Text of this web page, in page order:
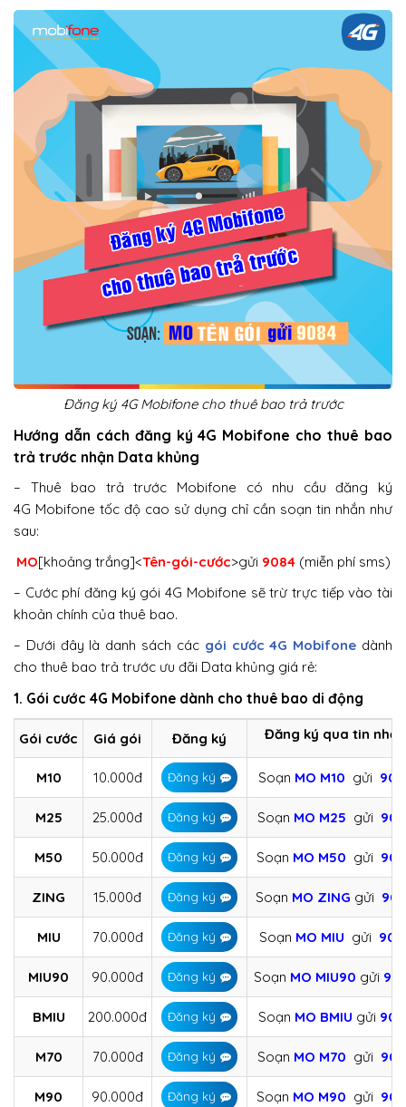
Đăng ký 4G Mobifone cho thuê bao trả trước
Hướng dẫn cách đăng ký 4G Mobifone cho thuê bao
trả trước nhận Data khủng
– Thuê bao trả trước Mobifone có nhu cầu đăng ký
4G Mobifone tốc độ cao sử dụng chỉ cần soạn tin nhắn như
sau:
MO[khoảng trắng]<Tên-gói-cước>gửi 9084(miễn phí sms)
– Cước phí đăng ký gói 4G Mobifone sẽ trừ trực tiếp vào tài
khoản chính của thuê bao.
– Dưới đây là danh sách các gói cước 4G Mobifone dành
cho thuê bao trả trước ưu đãi Data khủng giá rẻ:
1. Gói cước 4G Mobifone dành cho thuê bao di động
Gói cước Giá gói Đăng ký Đăng ký qua tin nhắn
M10 10.000đ Đăng ký Soạn MO M10 gửi
M25 25.000đ Đăng ký Soạn MO M25 gửi
M50 50.000đ Đăng ký Soạn MO M50 gửi
ZING 15.000đ Đăng ký Soạn MO ZING gửi
MIU 70.000đ Đăng ký Soạn MO MIU gửi
MIU90 90.000đ Đăng ký Soạn MO MIU90 gửi
BMIU 200.000đ Đăng ký Soạn MO BMIU gửi
M70 70.000đ Đăng ký Soạn MO M70 gửi
M90 90.000đ Đăng ký Soạn MO M90 gửi